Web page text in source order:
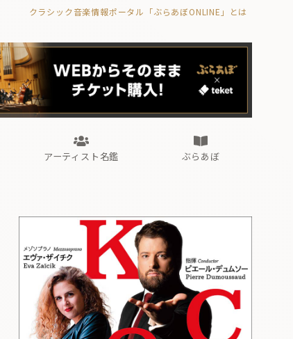
クラシック音楽情報ポータル「ぶらあぼONLINE」とは
ぶらあぼブラス！
フォルテピアノ・オデッセイ
アーティスト名鑑 ぶらあぼ
ぶらあぼブラス！
フォルテピアノ・オデッセイ